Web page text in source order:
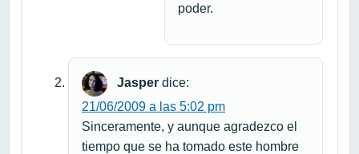
poder.
Jasper dice:
21/06/2009 a las 5:02 pm
Sinceramente, y aunque agradezco el
tiempo que se ha tomado este hombre